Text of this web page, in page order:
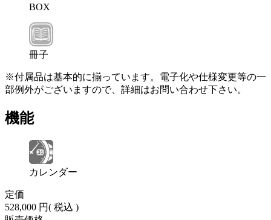
BOX
冊子
※付属品は基本的に揃っています。電子化や仕様変更等の一
部例外がございますので、詳細はお問い合わせ下さい。
機能
カレンダー
定価
528,000 円( 税込 )